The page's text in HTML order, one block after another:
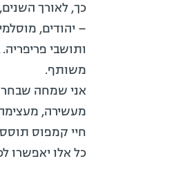
כך, לאורך
– יהודים,
ותושבי
משותף.
אני שמחה
מעשירה, מעצימה
חיי קמפוס
כל אלו יאפשרו